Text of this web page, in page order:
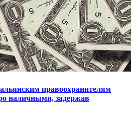
правоохранителям
наличными, задержав